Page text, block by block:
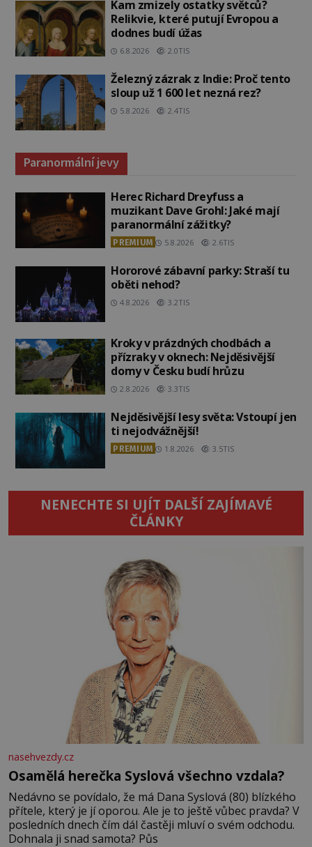
Kam zmizely ostatky světců?
Relikvie, které putují Evropou a
dodnes budí úžas
6.8.2026 2.0TIS
Železný zázrak z Indie: Proč tento
sloup už 1 600 let nezná rez?
5.8.2026 2.4TIS
Paranormální jevy
Herec Richard Dreyfuss a
muzikant Dave Grohl: Jaké mají
paranormální zážitky?
PREMIUM 5.8.2026 2.6TIS
Hororové zábavní parky: Straší tu
oběti nehod?
4.8.2026 3.2TIS
Kroky v prázdných chodbách a
přízraky v oknech: Nejděsivější
domy v Česku budí hrůzu
2.8.2026 3.3TIS
Nejděsivější lesy světa: Vstoupí jen
ti nejodvážnější!
PREMIUM 1.8.2026 3.5TIS
NENECHTE SI UJÍT DALŠÍ ZAJÍMAVÉ
ČLÁNKY
nasehvezdy.cz
Osamělá herečka Syslová všechno vzdala?
Nedávno se povídalo, že má Dana Syslová (80) blízkého
přítele, který je jí oporou. Ale je to ještě vůbec pravda? V
posledních dnech čím dál častěji mluví o svém odchodu.
Dohnala ji snad samota? Půs